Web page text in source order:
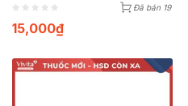
Đã bán 19
15,000₫